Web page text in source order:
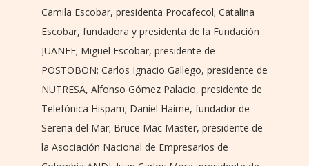
Camila Escobar, presidenta Procafecol; Catalina
Escobar, fundadora y presidenta de la Fundación
JUANFE; Miguel Escobar, presidente de
POSTOBON; Carlos Ignacio Gallego, presidente de
NUTRESA, Alfonso Gómez Palacio, presidente de
Telefónica Hispam; Daniel Haime, fundador de
Serena del Mar; Bruce Mac Master, presidente de
la Asociación Nacional de Empresarios de